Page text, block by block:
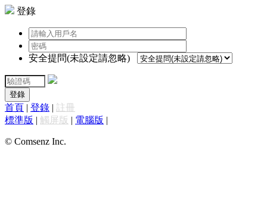
登錄
安全提問(未設定請忽略)
登錄
首頁 | 登錄 | 註冊
標準版 | 觸屏版 | 電腦版 |
© Comsenz Inc.